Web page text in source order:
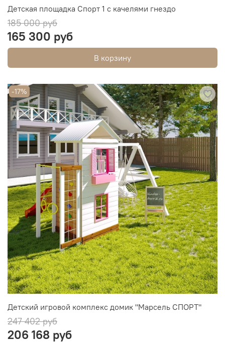
Детская площадка Спорт 1 с качелями гнездо
185 000 руб
165 300 руб
В корзину
-17%
Детский игровой комплекс домик "Марсель СПОРТ"
247 402 руб
206 168 руб